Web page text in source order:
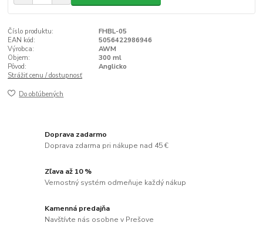
Číslo produktu:
FHBL-05
EAN kód:
5056422986946
Výrobca:
AWM
Objem:
300 ml
Pôvod:
Anglicko
Strážiť cenu / dostupnosť
Do obľúbených
Doprava zadarmo
Doprava zdarma pri nákupe nad 45 €
Zľava až 10 %
Vernostný systém odmeňuje každý nákup
Kamenná predajňa
Navštívte nás osobne v Prešove